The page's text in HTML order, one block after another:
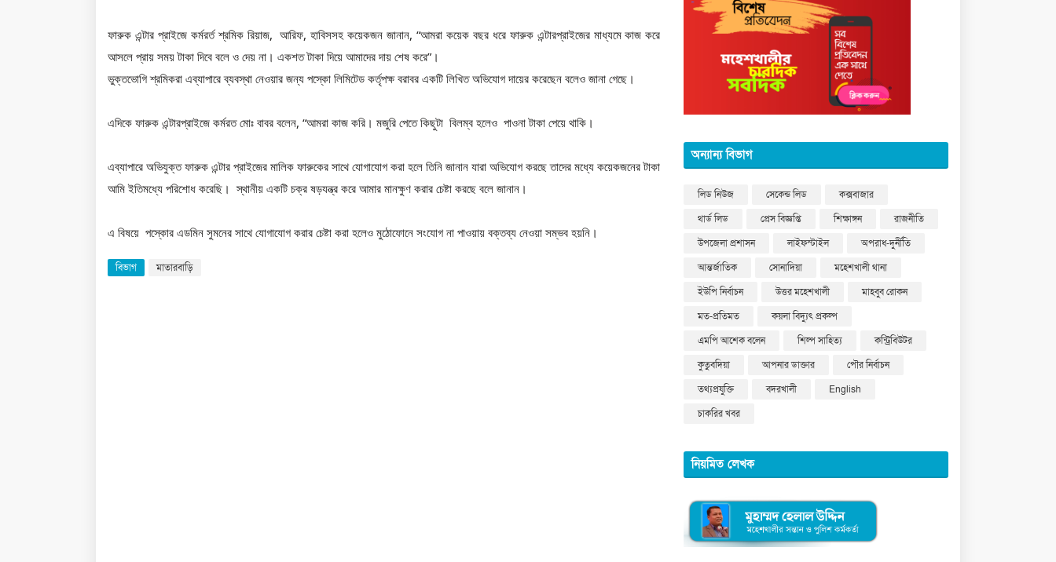
ফারুক এন্টার প্রাইজে কর্মরর্ত শ্রমিক রিয়াজ, আরিফ, হাবিসসহ কয়েকজন জানান, “আমরা কয়েক বছর ধরে ফারুক এন্টারপ্রাইজের মাধ্যমে কাজ করে
আসলে প্রায় সময় টাকা দিবে বলে ও দেয় না। একশত টাকা দিয়ে আমাদের দায় শেষ করে”।
ভুক্তভোগি শ্রমিকরা এব্যাপারে ব্যবস্থা নেওয়ার জন্য পস্কো লিমিটেড কর্তৃপক্ষ বরাবর একটি লিখিত অভিযোগ দায়ের করেছেন বলেও জানা গেছে।
এদিকে ফারুক এন্টারপ্রাইজে কর্মরত মোঃ বাবর বলেন, “আমরা কাজ করি। মজুরি পেতে কিছুটা বিলম্ব হলেও পাওনা টাকা পেয়ে থাকি।
এব্যাপারে অভিযুক্ত ফারুক এন্টার প্রাইজের মালিক ফারুকের সাথে যোগাযোগ করা হলে তিনি জানান যারা অভিযোগ করছে তাদের মধ্যে কয়েকজনের টাকা
আমি ইতিমধ্যে পরিশোধ করেছি। স্থানীয় একটি চক্র ষড়যন্ত্র করে আমার মানক্ষুণ করার চেষ্টা করছে বলে জানান।
এ বিষয়ে পস্কোর এডমিন সুমনের সাথে যোগাযোগ করার চেষ্টা করা হলেও মুঠোফোনে সংযোগ না পাওয়ায় বক্তব্য নেওয়া সম্ভব হয়নি।
বিভাগ মাতারবাড়ি
অন্যান্য বিভাগ
লিড নিউজ সেকেন্ড লিড
কক্সবাজার
থার্ড লিড
প্রেস বিজ্ঞপ্তি শিক্ষাঙ্গন
রাজনীতি
উপজেলা প্রশাসন
লাইফস্টাইল
অপরাধ-দুর্নীতি
আন্তর্জাতিক
সোনাদিয়া
মহেশখালী থানা
ইউপি নির্বাচন
উত্তর মহেশখালী
মাহবুব রোকন
মত-প্রতিমত
কয়লা বিদ্যুৎ প্রকল্প
এমপি আশেক বলেন
শিল্প সাহিত্য
কন্ট্রিবিউটর
কুতুবদিয়া
আপনার ডাক্তার
পৌর নির্বাচন
তথ্যপ্রযুক্তি
বদরখালী
English
চাকরির খবর
নিয়মিত লেখক